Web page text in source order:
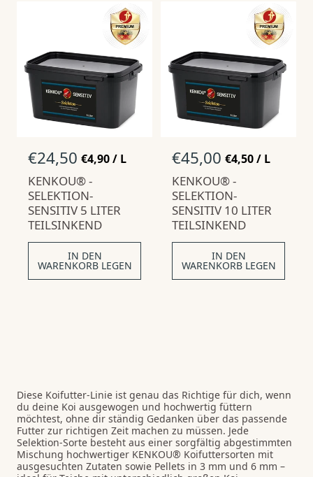
N
o
r
m
a
l
p
e
€24,50 S
Ü
C
K
P
R
I
S
€4,90/ L
KENKOU® -
SELEKTION-
SENSITIV 5 LITER
TEILSINKEND
IN DEN
WARENKORB LEGEN
N
o
r
m
a
l
p
e
€45,00 S
Ü
C
K
P
R
I
S
€4,50/ L
KENKOU® -
SELEKTION-
SENSITIV 10 LITER
TEILSINKEND
IN DEN
WARENKORB LEGEN
Diese Koifutter-Linie ist genau das Richtige für dich, wenn
du deine Koi ausgewogen und hochwertig füttern
möchtest, ohne dir ständig Gedanken über das passende
Futter zur richtigen Zeit machen zu müssen. Jede
Selektion-Sorte besteht aus einer sorgfältig abgestimmten
Mischung hochwertiger KENKOU® Koifuttersorten mit
ausgesuchten Zutaten sowie Pellets in 3 mm und 6 mm –